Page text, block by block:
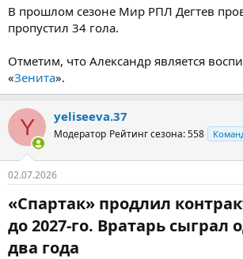
В прошлом сезоне Мир РПЛ Дегтев
пропустил 34 гола.
Отметим, что Александр является
«Зенита».
Y yeliseeva.37
Модератор Рейтинг сезона: 558
02.07.2026
«Спартак» продлил
до 2027-го. Вратарь сыграл
два года​